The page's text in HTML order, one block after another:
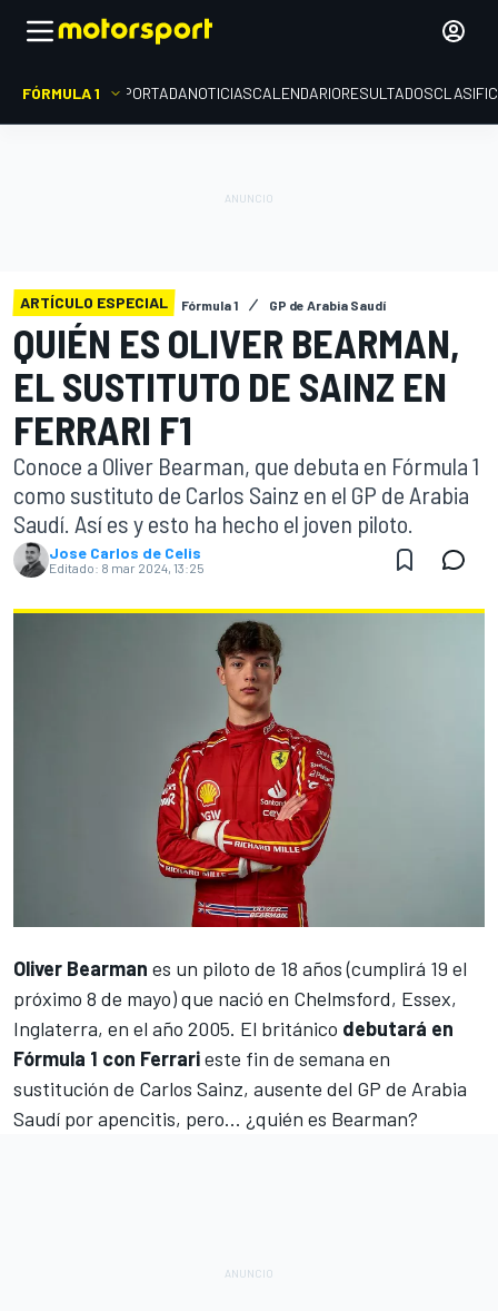
FÓRMULA 1 PORTADANOTICIASCALENDARIORESULTADOS
ARTÍCULO ESPECIAL Fórmula 1 GP de Arabia Saudí
QUIÉN ES OLIVER BEARMAN,
EL SUSTITUTO DE SAINZ EN
FERRARI F1
Conoce a Oliver Bearman, que debuta en Fórmula 1
como sustituto de Carlos Sainz en el GP de Arabia
Saudí. Así es y esto ha hecho el joven piloto.
Jose Carlos de Celis
Editado: 8 mar 2024, 13:25
Oliver Bearman es un piloto de 18 años (cumplirá 19 el
próximo 8 de mayo) que nació en Chelmsford, Essex,
Inglaterra, en el año 2005. El británico debutará en
Fórmula 1 con Ferrarieste fin de semana en
sustitución de Carlos Sainz, ausente del GP de Arabia
Saudí por apencitis, pero... ¿quién es Bearman?